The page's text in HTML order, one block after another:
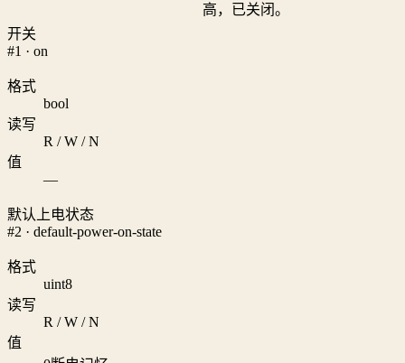
高，已关闭。
开关
#1 · on
格式
bool
读写
R / W / N
值
—
默认上电状态
#2 · default-power-on-state
格式
uint8
读写
R / W / N
值